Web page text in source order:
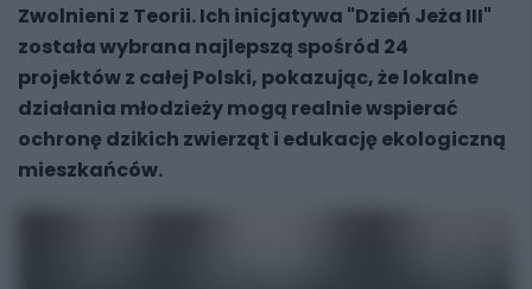
Zwolnieni z Teorii. Ich inicjatywa "Dzień Jeża III"
została wybrana najlepszą spośród 24
projektów z całej Polski, pokazując, że lokalne
działania młodzieży mogą realnie wspierać
ochronę dzikich zwierząt i edukację ekologiczną
mieszkańców.